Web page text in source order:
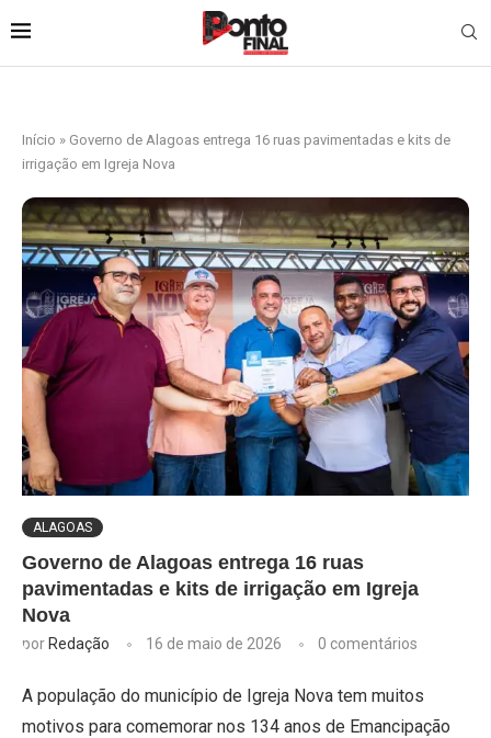
Início » Governo de Alagoas entrega 16 ruas pavimentadas e kits de
irrigação em Igreja Nova
ALAGOAS
Governo de Alagoas entrega 16 ruas
pavimentadas e kits de irrigação em Igreja
Nova
por Redação 16 de maio de 2026 0 comentários
A população do município de Igreja Nova tem muitos
motivos para comemorar nos 134 anos de Emancipação